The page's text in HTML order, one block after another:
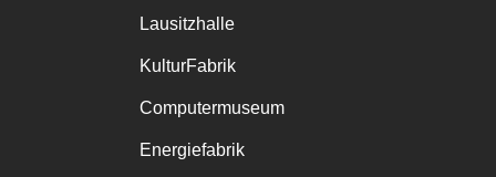
Lausitzhalle
KulturFabrik
Computermuseum
Energiefabrik